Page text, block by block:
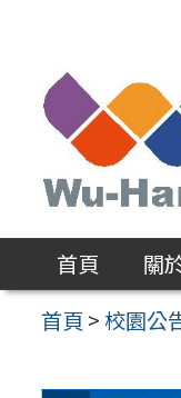
區
首頁 關
首頁 >校園公